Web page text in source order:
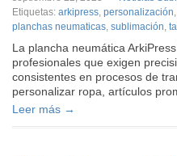
Etiquetas: arkipress, personalización,
planchas neumaticas, sublimación,
La plancha neumática
profesionales que exigen
consistentes en procesos de
personalizar ropa, artículos
Leer más →